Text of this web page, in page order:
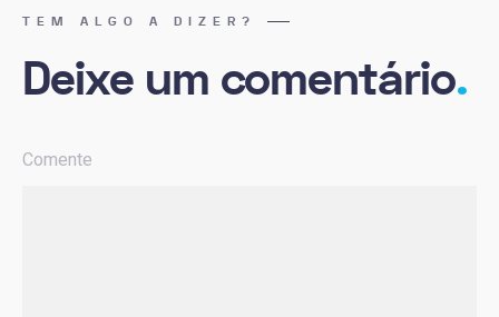
TEM ALGO A DIZER?
Deixe um comentário.
Comente